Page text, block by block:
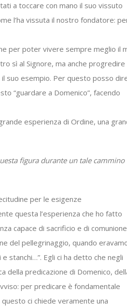
a toccare con mano il suo vissuto
l’ha vissuta il nostro fondatore:
per poter vivere sempre meglio il
sì al Signore, ma anche progredire
suo esempio. Per questo posso
“guardare a Domenico”, facendo
esperienza di Ordine, una
figura durante un tale cammino
per le esigenze
questa l’esperienza che ho fatto
capace di sacrificio e di
del pellegrinaggio, quando
stanchi…”. Egli ci ha detto che negli
della predicazione di Domenico,
per predicare è fondamentale
ci chiede veramente una